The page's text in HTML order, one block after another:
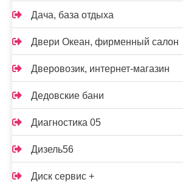
Дача, база отдыха
Двери Океан, фирменный салон
Дверовозик, интернет-магазин
Дедовские бани
Диагностика 05
Дизель56
Диск сервис +